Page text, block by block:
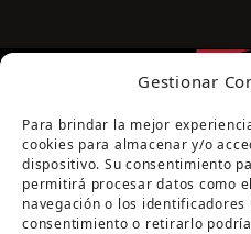
Gestionar
Para brindar la mejor
cookies para almacenar y/o
dispositivo. Su consentimiento
permitirá procesar datos como
navegación o los
consentimiento o retirarlo
Página cofinanciada por